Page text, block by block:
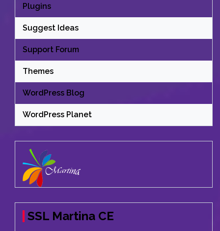
Plugins
Suggest Ideas
Support Forum
Themes
WordPress Blog
WordPress Planet
SSL Martina CE